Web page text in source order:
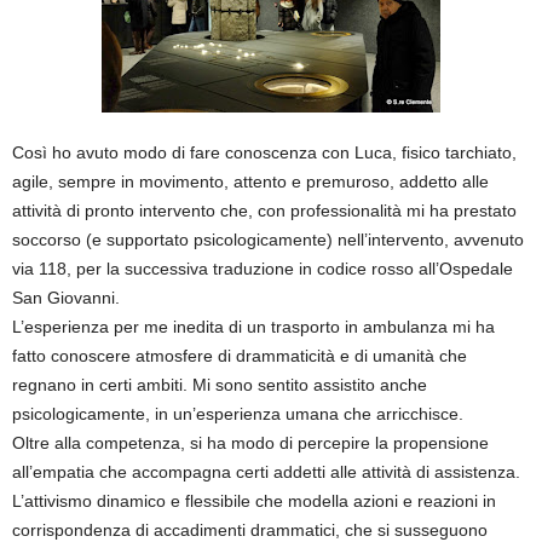
Così ho avuto modo di fare conoscenza con Luca, fisico tarchiato,
agile, sempre in movimento, attento e premuroso, addetto alle
attività di pronto intervento che, con professionalità mi ha prestato
soccorso (e supportato psicologicamente) nell’intervento, avvenuto
via 118, per la successiva traduzione in codice rosso all’Ospedale
San Giovanni.
L’esperienza per me inedita di un trasporto in ambulanza mi ha
fatto conoscere atmosfere di drammaticità e di umanità che
regnano in certi ambiti. Mi sono sentito assistito anche
psicologicamente, in un’esperienza umana che arricchisce.
Oltre alla competenza, si ha modo di percepire la propensione
all’empatia che accompagna certi addetti alle attività di assistenza.
L’attivismo dinamico e flessibile che modella azioni e reazioni in
corrispondenza di accadimenti drammatici, che si susseguono